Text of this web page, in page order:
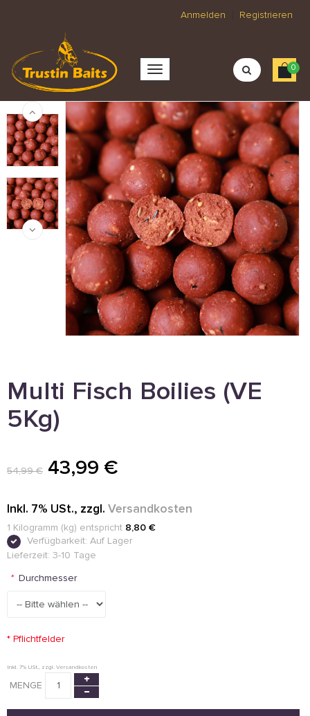
Anmelden Registrieren
0
Multi Fisch Boilies (VE
5Kg)
54,99 € 43,99 €
Inkl. 7% USt., zzgl. Versandkosten
1 Kilogramm (kg) entspricht 8,80 €
Verfügbarkeit: Auf Lager
Lieferzeit: 3-10 Tage
* Durchmesser
* Pflichtfelder
Inkl. 7% USt., zzgl.Versandkosten
MENGE